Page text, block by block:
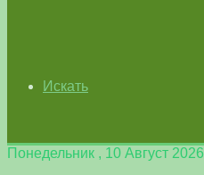
Искать
Понедельник , 10 Август 2026